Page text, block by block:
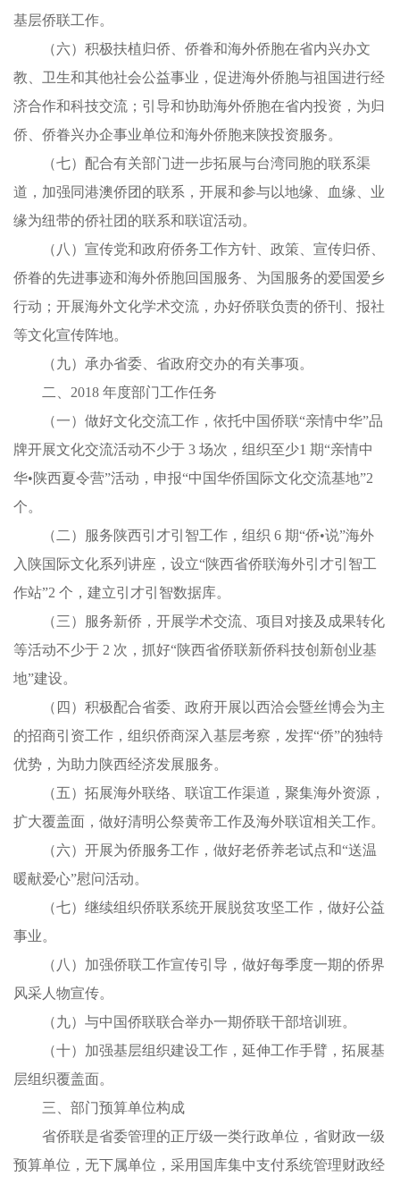
基层侨联工作。
（六）积极扶植归侨、侨眷和海外侨胞在省内兴办文
教、卫生和其他社会公益事业，促进海外侨胞与祖国进行经
济合作和科技交流；引导和协助海外侨胞在省内投资，为归
侨、侨眷兴办企事业单位和海外侨胞来陕投资服务。
（七）配合有关部门进一步拓展与台湾同胞的联系渠
道，加强同港澳侨团的联系，开展和参与以地缘、血缘、业
缘为纽带的侨社团的联系和联谊活动。
（八）宣传党和政府侨务工作方针、政策、宣传归侨、
侨眷的先进事迹和海外侨胞回国服务、为国服务的爱国爱乡
行动；开展海外文化学术交流，办好侨联负责的侨刊、报社
等文化宣传阵地。
（九）承办省委、省政府交办的有关事项。
二、2018 年度部门工作任务
（一）做好文化交流工作，依托中国侨联“亲情中华”品
牌开展文化交流活动不少于 3 场次，组织至少1 期“亲情中
华•陕西夏令营”活动，申报“中国华侨国际文化交流基地”2
个。
（二）服务陕西引才引智工作，组织 6 期“侨•说”海外
入陕国际文化系列讲座，设立“陕西省侨联海外引才引智工
作站”2 个，建立引才引智数据库。
（三）服务新侨，开展学术交流、项目对接及成果转化
等活动不少于 2 次，抓好“陕西省侨联新侨科技创新创业基
地”建设。
（四）积极配合省委、政府开展以西洽会暨丝博会为主
的招商引资工作，组织侨商深入基层考察，发挥“侨”的独特
优势，为助力陕西经济发展服务。
（五）拓展海外联络、联谊工作渠道，聚集海外资源，
扩大覆盖面，做好清明公祭黄帝工作及海外联谊相关工作。
（六）开展为侨服务工作，做好老侨养老试点和“送温
暖献爱心”慰问活动。
（七）继续组织侨联系统开展脱贫攻坚工作，做好公益
事业。
（八）加强侨联工作宣传引导，做好每季度一期的侨界
风采人物宣传。
（九）与中国侨联联合举办一期侨联干部培训班。
（十）加强基层组织建设工作，延伸工作手臂，拓展基
层组织覆盖面。
三、部门预算单位构成
省侨联是省委管理的正厅级一类行政单位，省财政一级
预算单位，无下属单位，采用国库集中支付系统管理财政经